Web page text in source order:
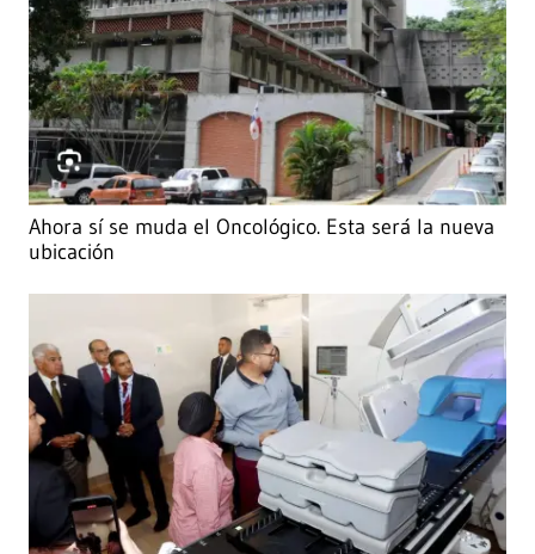
Ahora sí se muda el Oncológico. Esta será la nueva
ubicación